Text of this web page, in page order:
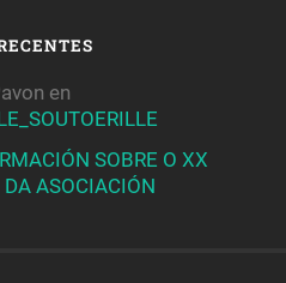
en
SOBRE O XX
ASOCIACIÓN